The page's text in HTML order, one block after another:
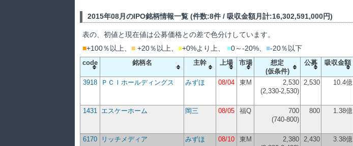
2015年08月のIPO銘柄情報一覧 (件数:8件 / 吸収金額月計:16,302,591,000円)
表の、初値と現在値は公募価格との差で色分けしています。
■+100％以上、 ■ +20％以上、 ■+0%より上、 ■0～-20%、 ■-20％以下
code 銘柄名 主幹 上場 市場
想定
(仮条件)
公募 吸収金額
3918
ＰＣＩホールディングス みずほ 08/04 東M
2,530
(2,330-2,530)
2,530 10.4億
1431
エスケーホーム 岡三 08/05 福Q
700
(740-800)
800 1.38億
6170
リッチメディア みずほ 08/10 東M
2,380
2,430 3.38億